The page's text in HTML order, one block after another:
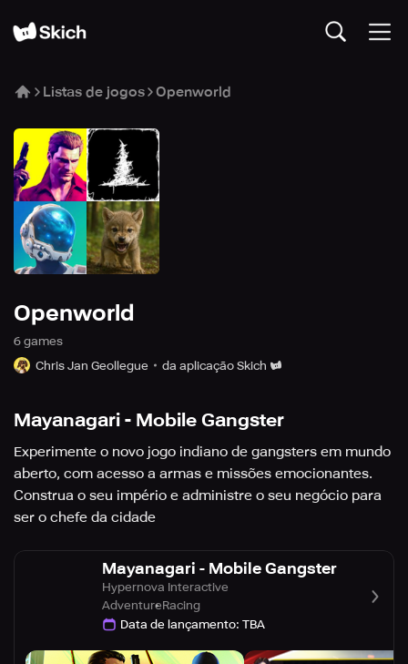
Listas de jogos Openworld
Openworld
6 games
Chris Jan Geollegue
da aplicação Skich
Mayanagari - Mobile Gangster
Experimente o novo jogo indiano de gangsters em mundo
aberto, com acesso a armas e missões emocionantes.
Construa o seu império e administre o seu negócio para
ser o chefe da cidade
Mayanagari - Mobile Gangster
Hypernova Interactive
AdventureRacing
Data de lançamento: TBA